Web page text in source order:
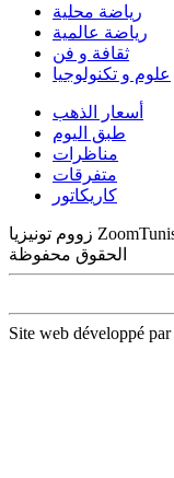
رياضة محلية
رياضة عالمية
ثقافة و فن
علوم و تكنولوجيا
أسعار الذهب
طبق اليوم
مناظرات
متفرقات
كاريكاتور
زووم تونيزيا ZoomTunisia.tn جريدة إلكترونية جامعة - © 2019 جميع
الحقوق محفوظة
Site web développé par